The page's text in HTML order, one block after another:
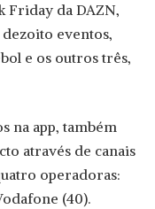
Friday da DAZN,
eventos,
e os outros três,
na app, também
através de canais
operadoras:
(40).